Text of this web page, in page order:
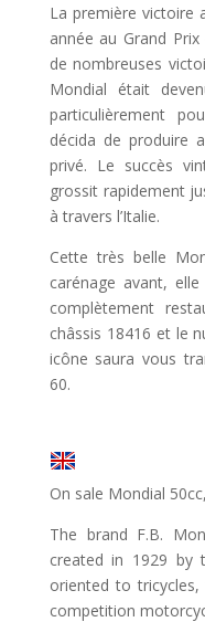
La première victoire
année au Grand
de nombreuses
Mondial était
particulièrement
décida de produire
privé. Le succès
grossit rapidement
à travers l’Italie.
Cette très belle
carénage avant,
complètement
châssis 18416 et le
icône saura vous
60.
On sale Mondial
The brand F.B.
created in 1929 by
oriented to
competition